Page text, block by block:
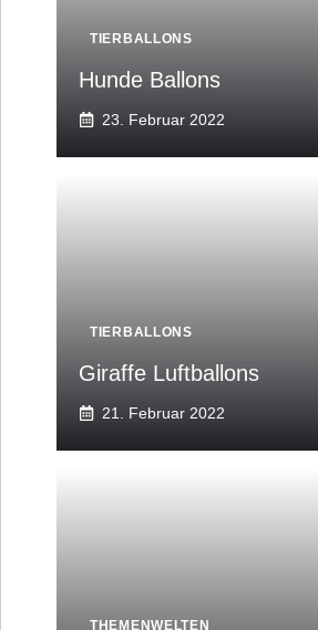
TIERBALLONS
Hunde Ballons
23. Februar 2022
TIERBALLONS
Giraffe Luftballons
21. Februar 2022
THEMENWELTEN